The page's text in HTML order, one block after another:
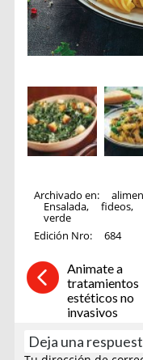
Archivado en:
Ensalada, fideos,
verde
Edición Nro:
684
Animate a
tratamientos
estéticos no
invasivos
Deja una